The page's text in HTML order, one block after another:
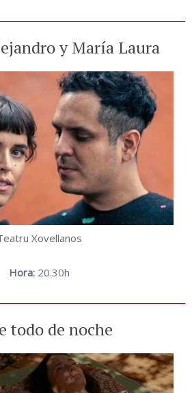
y María Laura
Xovellanos
Hora:20.30h
todo de noche